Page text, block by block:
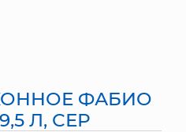
ФАБИО
Л, СЕР